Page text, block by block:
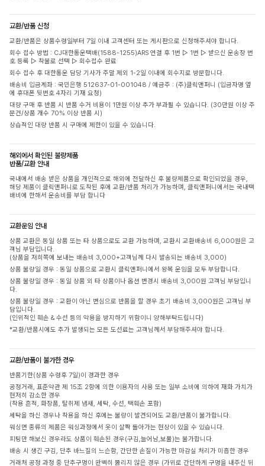
교환/반품 신청
교환/반품은 상품수령일부터 7일 이내 고객센터 또는 게시판으로 신청해주셔야 합니다.
회수 접수 방법 : CJ대한통운택배(1588-1255)ARS 연결 후 1번 ▷ 1번 ▷ 받으신 운송장 번
호 등록 ▷ 착불로 선택 ▷ 회수접수 완료
회수 접수 후 대한통운 담당 기사가 주말 제외 1-2일 이내에 회수지로 방문합니다.
배송비 입금계좌 : 국민은행 512637-01-001048 / 예금주 : (주)클릭앤퍼니 (입금자명 옆
에 휴대폰 뒷번호 4자리 기재 요청)
대량 구매 후 반품 시 반품 수거 비용이 1만원 이상 추가 부과될 수 있습니다. (30만원 이상 주
문건/상품 개수 70% 이상 반품 시)
상습적인 대량 반품 시 구매에 제한이 있을 수 있습니다.
해외에서 확인된 불량제품
반품/교환 안내
국내에서 배송 받은 상품을 개인적으로 해외에 전달하신 후 불량제품으로 확인되었을 경우,
해당 제품이 클릭앤퍼니로 도착된 후에 교환/반품 처리가 가능하며, 클릭앤퍼니에서는 국내택
배비에 한해서 운송비를 부담 합니다
교환운임 안내
상품 교환은 동일 상품 또는 타 상품으로도 교환 가능하며, 교환시 교환배송비 6,000원은 고
객님 부담입니다.
(상품을 저희쪽에 보내는 배송비 3,000+고객님께 다시 발송되는 배송비 3,000)
상품 불량일 경우 : 동일 상품으로 교환시 클릭앤퍼니에서 왕복 운임을 모두 부담합니다.
상품 불량일 경우 : 동일 상품 외 타 상품이나 옵션 변경시 배송비 3,000원 고객님 부담입니
다.
상품 불량일 경우 : 교환이 아닌 변심으로 반품을 할 경우 초기 배송비 3,000원은 고객님 부
담입니다.
(인위적인 훼손 & 수선 등의 악용을 방지하기 위함이니 양해부탁드립니다)
*교환/반품시에도 추가 발생되는 모든 도선료는 고객님께서 부담해주셔야 합니다.
교환/반품이 불가한 경우
반품기한(상품 수령후 7일)이 경과한 경우
공정거래, 표준약관 제 15조 2항에 의한 이용자의 사용 또는 일부 소비에 의하여 재화 가치가
현저히 감소한 경우
(착용 흔적, 화장품, 탈취제 냄새, 세탁, 수선, 택훼손 포함)
세탁을 하신 경우나 착용을 하신 후에는 불량이 발견되어도 교환/반품이 불가합니다.
워싱면 종류의 제품은 워싱과정에서 옷이 살짝 돌아가는 현상이 있을 수 있습니다.
피팅만 해보신 경우라도 상품이 훼손된 경우(구김,늘어남,보풀)는 불가합니다.
배송 시 생긴 구김, 단추 바느질의 느슨함, 간단한 손질이 가능한 마감실 처리가 미흡한 경우
거래처 공정 과정 중 단추구멍이 완벽히 뚫리지 않은 경우 (가위로 간단하게 구멍을 내주신 뒤